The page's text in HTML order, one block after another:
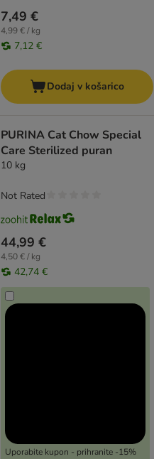
7,49 €
4,99 € / kg
7,12 €
Dodaj v košarico
PURINA Cat Chow Special
Care Sterilized puran
10 kg
44,99 €
4,50 € / kg
42,74 €
Uporabite kupon - prihranite -15%
Not Rated